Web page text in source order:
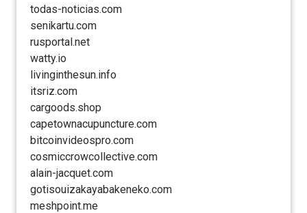
todas-noticias.com
senikartu.com
rusportal.net
watty.io
livinginthesun.info
itsriz.com
cargoods.shop
capetownacupuncture.com
bitcoinvideospro.com
cosmiccrowcollective.com
alain-jacquet.com
gotisouizakayabakeneko.com
meshpoint.me